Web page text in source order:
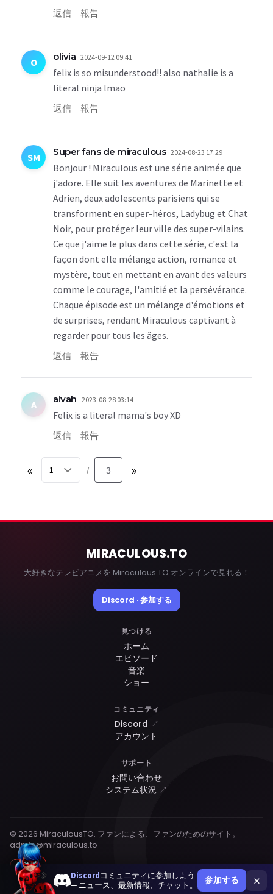
Discordコミュニティに参加しよう
— ニュース、最新情報、チャット。
参加する ×
返信 報告
O olivia 2024-09-12 09:41
felix is so misunderstood!! also nathalie is a
literal ninja lmao
返信 報告
SM Super fans de miraculous 2024-08-23 17:29
Bonjour ! Miraculous est une série animée que
j'adore. Elle suit les aventures de Marinette et
Adrien, deux adolescents parisiens qui se
transforment en super-héros, Ladybug et Chat
Noir, pour protéger leur ville des super-vilains.
Ce que j'aime le plus dans cette série, c'est la
façon dont elle mélange action, romance et
mystère, tout en mettant en avant des valeurs
comme le courage, l'amitié et la persévérance.
Chaque épisode est un mélange d'émotions et
de surprises, rendant Miraculous captivant à
regarder pour tous les âges.
返信 報告
A aivah 2023-08-28 03:14
Felix is a literal mama's boy XD
返信 報告
« / 3 »
MIRACULOUS.TO
大好きなテレビアニメを Miraculous.TO オンラインで見れる！
Discord · 参加する
見つける
ホーム
エピソード
音楽
ショー
コミュニティ
Discord ↗
アカウント
サポート
お問い合わせ
システム状況 ↗
© 2026 MiraculousTO. ファンによる、ファンのためのサイト。
admin@miraculous.to